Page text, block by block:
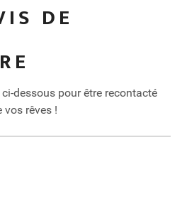
Dîner. Nuit au Park Royal
succession de torii rouges.
capitale du Japon. Déjeuner.
DE
dessous pour être recontacté
vos rêves !